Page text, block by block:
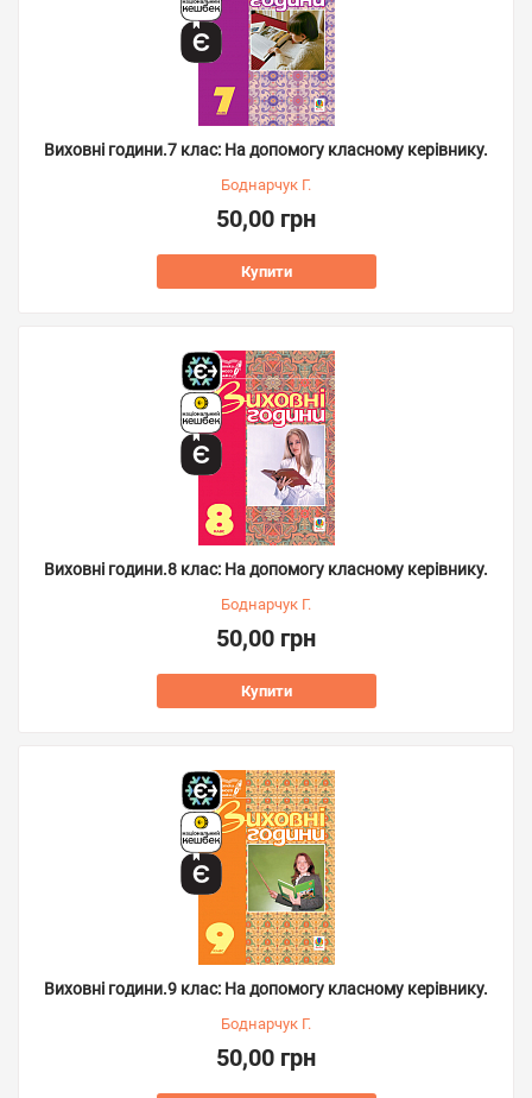
Виховні години.7 клас: На допомогу класному керівнику.
Боднарчук Г.
50,00 грн
Купити
Виховні години.8 клас: На допомогу класному керівнику.
Боднарчук Г.
50,00 грн
Купити
Виховні години.9 клас: На допомогу класному керівнику.
Боднарчук Г.
50,00 грн